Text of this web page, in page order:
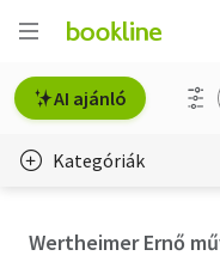
AI ajánló
Kategóriák
Wertheimer Ernő